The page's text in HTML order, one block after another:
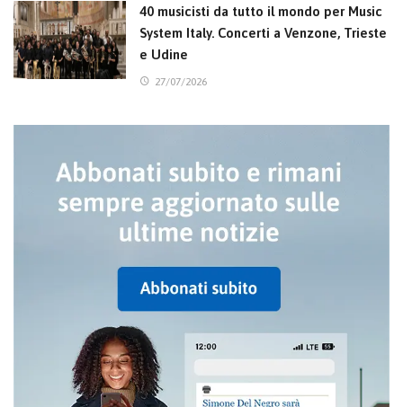
40 musicisti da tutto il mondo per Music
System Italy. Concerti a Venzone, Trieste
e Udine
27/07/2026